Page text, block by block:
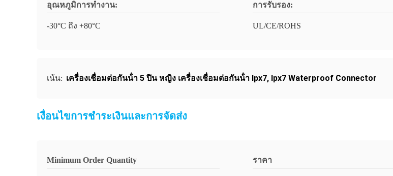
อุณหภูมิการทํางาน:
-30°C ถึง +80°C
การรับรอง:
UL/CE/ROHS
เน้น: เครื่องเชื่อมต่อกันน้ํา 5 ปิน หญิง เครื่องเชื่อมต่อกันน้ํา Ipx7, Ipx7 Waterproof Connector
เงื่อนไขการชําระเงินและการจัดส่ง
Minimum Order Quantity ราคา